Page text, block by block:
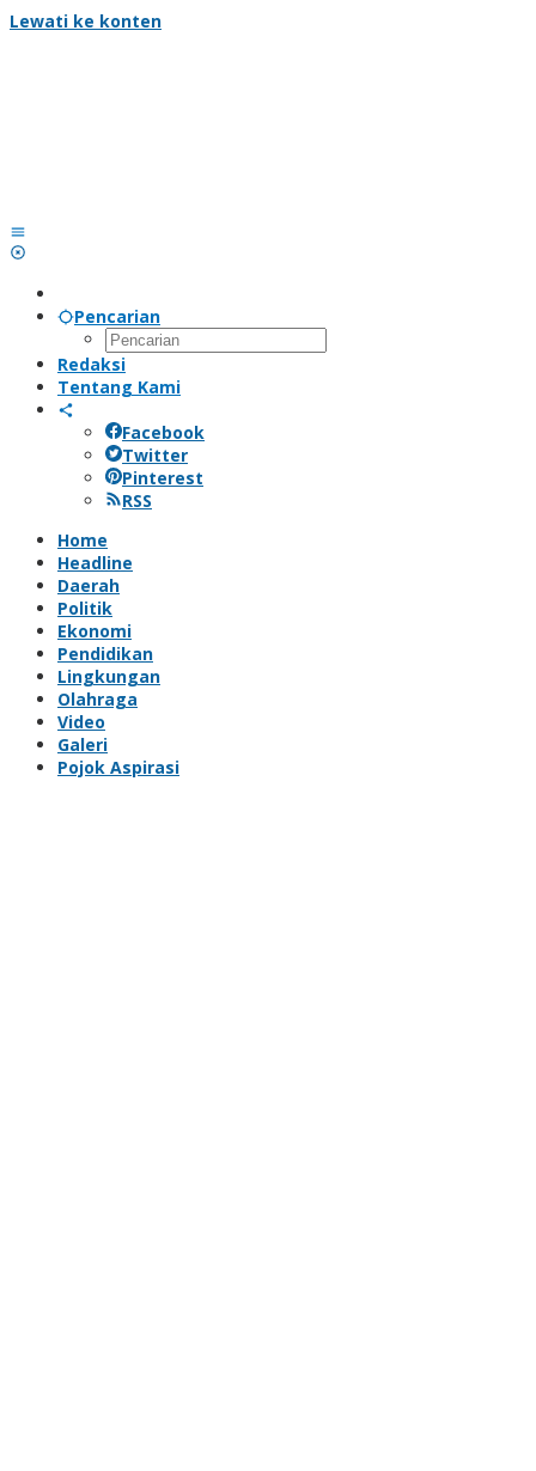
Lewati ke konten
Pencarian
Redaksi
Tentang Kami
Facebook
Twitter
Pinterest
RSS
Home
Headline
Daerah
Politik
Ekonomi
Pendidikan
Lingkungan
Olahraga
Video
Galeri
Pojok Aspirasi